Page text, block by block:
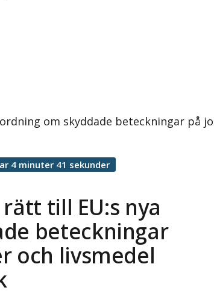
om skyddade beteckningar
till EU:s nya
beteckningar
och livsmedel
4 minuter 41 sekunder